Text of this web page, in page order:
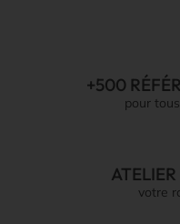
+500
pour
votre